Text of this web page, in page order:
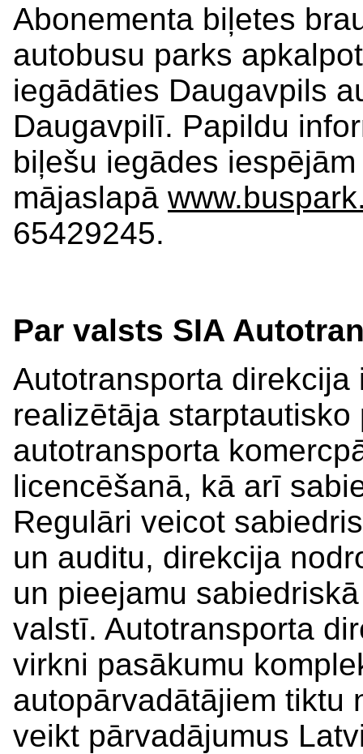
Abonementa biļetes
autobusu parks
iegādāties Daugavpils
Daugavpilī. Papildu
biļešu iegādes
mājaslapā
65429245.
Par valsts SIA
Autotransporta
realizētāja
autotransporta
licencēšanā, kā arī
Regulāri veicot
un auditu, direkcija
un pieejamu
valstī. Autotransporta
virkni pasākumu
autopārvadātājiem tiktu
veikt pārvadājumus